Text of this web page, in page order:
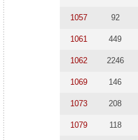
1057 92
1061 449
1062 2246
1069 146
1073 208
1079 118